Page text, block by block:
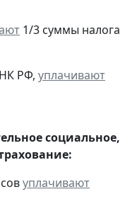
1/3 суммы налога
НК РФ, уплачивают
социальное,
уплачивают